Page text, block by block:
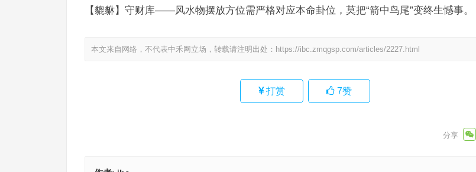
【貔貅】守财库——风水物摆放方位需严格对应本命卦位，莫把“箭中鸟尾”变终生憾事。
本文来自网络，不代表中禾网立场，转载请注明出处： https://ibc.zmqgsp.com/articles/2227.html
打赏 7赞